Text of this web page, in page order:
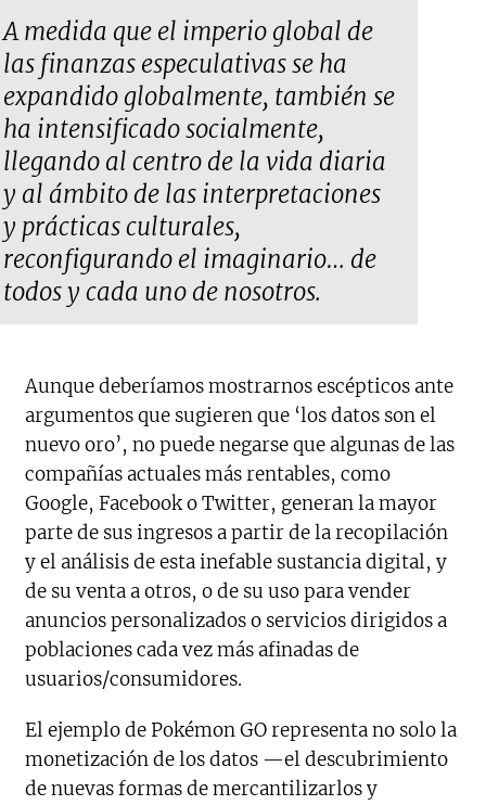
A medida que el imperio global de
las finanzas especulativas se ha
expandido globalmente, también se
ha intensificado socialmente,
llegando al centro de la vida diaria
y al ámbito de las interpretaciones
y prácticas culturales,
reconfigurando el imaginario… de
todos y cada uno de nosotros.
Aunque deberíamos mostrarnos escépticos ante
argumentos que sugieren que ‘los datos son el
nuevo oro’, no puede negarse que algunas de las
compañías actuales más rentables, como
Google, Facebook o Twitter, generan la mayor
parte de sus ingresos a partir de la recopilación
y el análisis de esta inefable sustancia digital, y
de su venta a otros, o de su uso para vender
anuncios personalizados o servicios dirigidos a
poblaciones cada vez más afinadas de
usuarios/consumidores.
El ejemplo de Pokémon GO representa no solo la
monetización de los datos —el descubrimiento
de nuevas formas de mercantilizarlos y